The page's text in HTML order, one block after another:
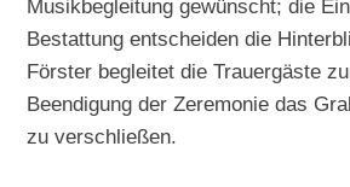
Musikbegleitung gewünscht; die
Bestattung entscheiden die
Förster begleitet die Trauergäste
Beendigung der Zeremonie das
zu verschließen.